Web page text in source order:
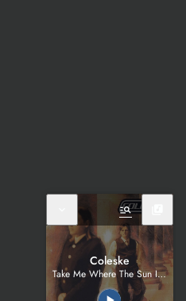
manage_search
Coleske
Take Me Where The Sun Is Shining